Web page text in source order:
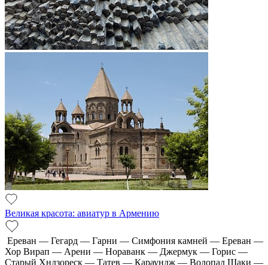
Великая красота: авиатур в Армению
Ереван — Гегард — Гарни — Симфония камней — Ереван —
Хор Вирап — Арени — Нораванк — Джермук — Горис —
Старый Хндзореск — Татев — Караундж — Водопад Шаки —